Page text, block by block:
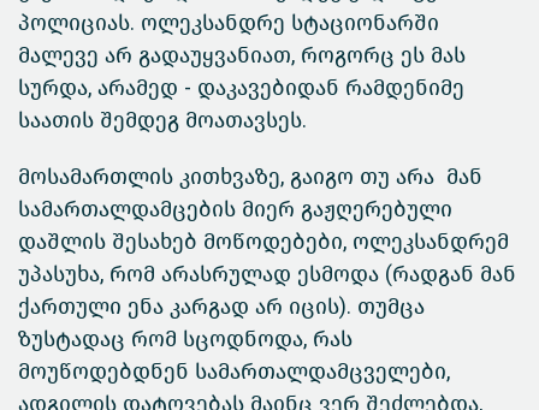
პოლიციას. ოლეკსანდრე სტაციონარში
მალევე არ გადაუყვანიათ, როგორც ეს მას
სურდა, არამედ - დაკავებიდან რამდენიმე
საათის შემდეგ მოათავსეს.
მოსამართლის კითხვაზე, გაიგო თუ არა მან
სამართალდამცების მიერ გაჟღერებული
დაშლის შესახებ მოწოდებები, ოლეკსანდრემ
უპასუხა, რომ არასრულად ესმოდა (რადგან მან
ქართული ენა კარგად არ იცის). თუმცა
ზუსტადაც რომ სცოდნოდა, რას
მოუწოდებდნენ სამართალდამცველები,
ადგილის დატოვებას მაინც ვერ შეძლებდა,